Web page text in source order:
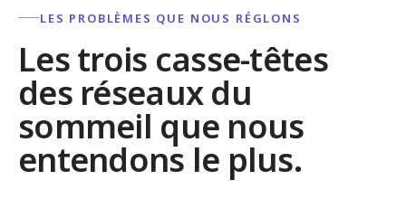
LES PROBLÈMES QUE NOUS RÉGLONS
Les trois casse-têtes
des réseaux du
sommeil que nous
entendons le plus.